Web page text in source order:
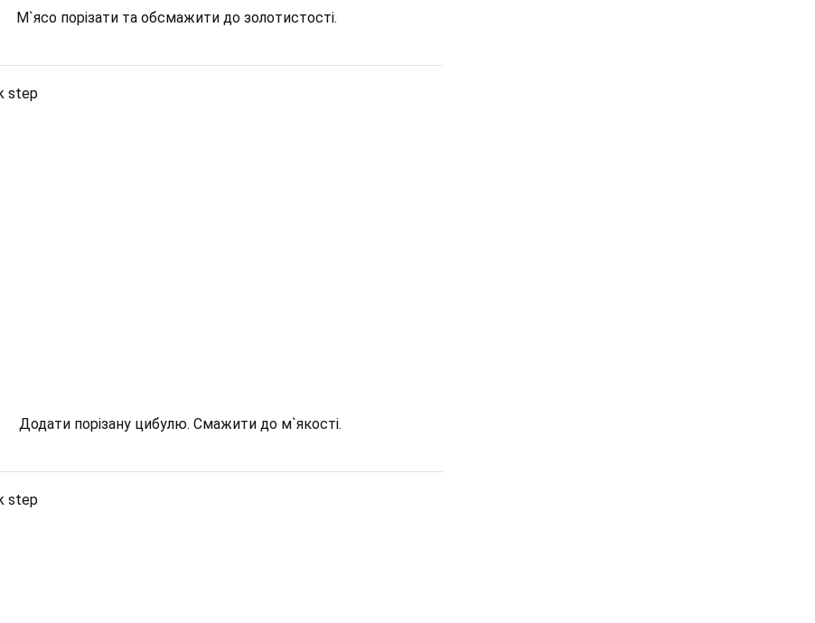
М`ясо порізати та обсмажити до золотистості.
step
Додати порізану цибулю. Смажити до м`якості.
step